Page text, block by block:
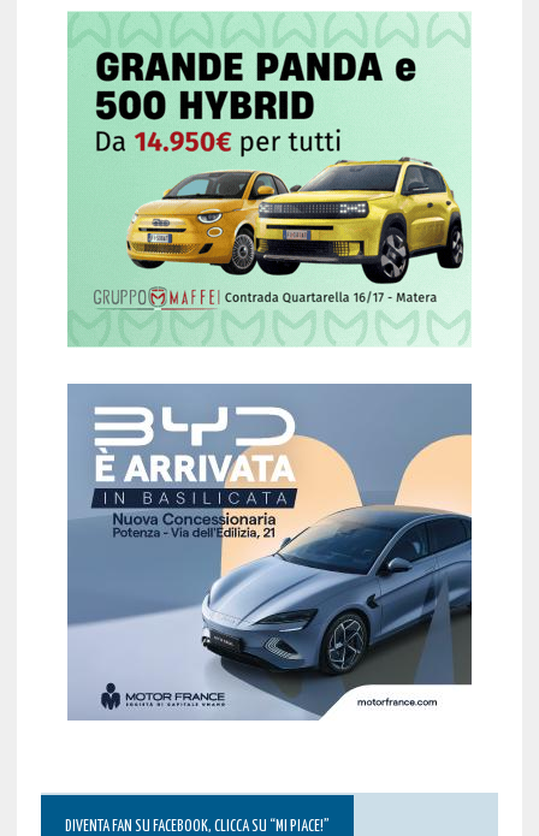
DIVENTA FAN SU FACEBOOK, CLICCA SU “MI PIACE!”